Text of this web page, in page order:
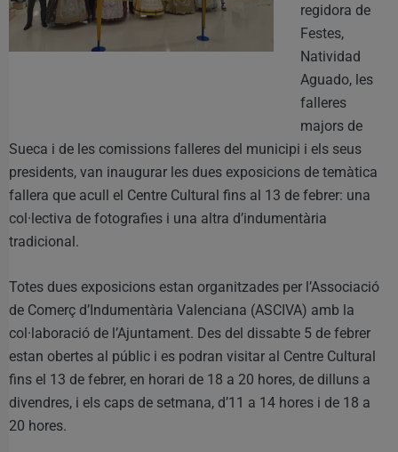
regidora de
Festes,
Natividad
Aguado, les
falleres
majors de
Sueca i de les comissions falleres del municipi i els seus
presidents, van inaugurar les dues exposicions de temàtica
fallera que acull el Centre Cultural fins al 13 de febrer: una
col·lectiva de fotografies i una altra d’indumentària
tradicional.
Totes dues exposicions estan organitzades per l’Associació
de Comerç d’Indumentària Valenciana (ASCIVA) amb la
col·laboració de l’Ajuntament. Des del dissabte 5 de febrer
estan obertes al públic i es podran visitar al Centre Cultural
fins el 13 de febrer, en horari de 18 a 20 hores, de dilluns a
divendres, i els caps de setmana, d’11 a 14 hores i de 18 a
20 hores.